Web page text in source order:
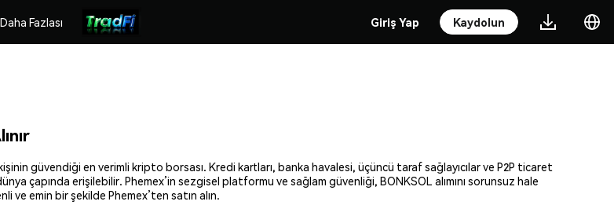
Daha Fazlası Giriş Yap Kaydolun
güvendiği en verimli kripto borsası. Kredi kartları, banka havalesi, üçüncü taraf sağlayıcılar ve P2P ticaret
çapında erişilebilir. Phemex’in sezgisel platformu ve sağlam güvenliği, BONKSOL alımını sorunsuz hale
emin bir şekilde Phemex’ten satın alın.